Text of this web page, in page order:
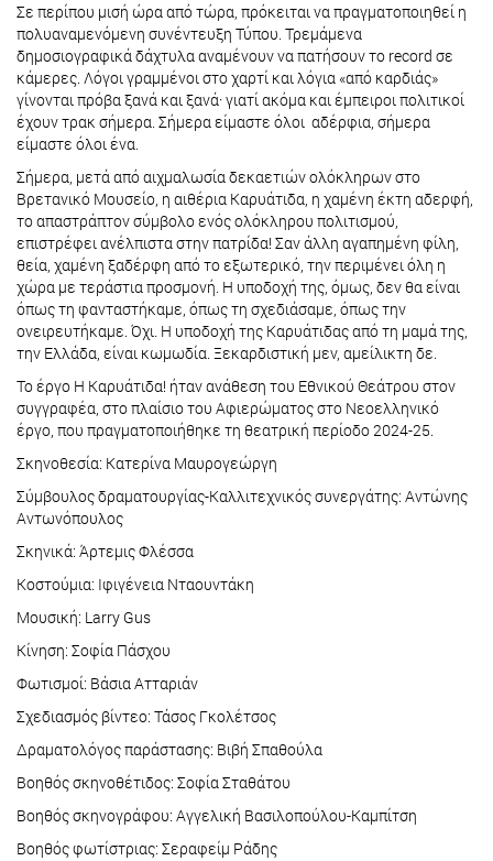
Σε περίπου μισή ώρα από τώρα, πρόκειται να πραγματοποιηθεί η
πολυαναμενόμενη συνέντευξη Τύπου. Τρεμάμενα
δημοσιογραφικά δάχτυλα αναμένουν να πατήσουν το record σε
κάμερες. Λόγοι γραμμένοι στο χαρτί και λόγια «από καρδιάς»
γίνονται πρόβα ξανά και ξανά· γιατί ακόμα και έμπειροι πολιτικοί
έχουν τρακ σήμερα. Σήμερα είμαστε όλοι αδέρφια, σήμερα
είμαστε όλοι ένα.
Σήμερα, μετά από αιχμαλωσία δεκαετιών ολόκληρων στο
Βρετανικό Μουσείο, η αιθέρια Καρυάτιδα, η χαμένη έκτη αδερφή,
το απαστράπτον σύμβολο ενός ολόκληρου πολιτισμού,
επιστρέφει ανέλπιστα στην πατρίδα! Σαν άλλη αγαπημένη φίλη,
θεία, χαμένη ξαδέρφη από το εξωτερικό, την περιμένει όλη η
χώρα με τεράστια προσμονή. Η υποδοχή της, όμως, δεν θα είναι
όπως τη φανταστήκαμε, όπως τη σχεδιάσαμε, όπως την
ονειρευτήκαμε. Όχι. Η υποδοχή της Καρυάτιδας από τη μαμά της,
την Ελλάδα, είναι κωμωδία. Ξεκαρδιστική μεν, αμείλικτη δε.
Το έργο Η Καρυάτιδα! ήταν ανάθεση του Εθνικού Θεάτρου στον
συγγραφέα, στο πλαίσιο του Αφιερώματος στο Νεοελληνικό
έργο, που πραγματοποιήθηκε τη θεατρική περίοδο 2024-25.
Σκηνοθεσία: Κατερίνα Μαυρογεώργη
Σύμβουλος δραματουργίας-Καλλιτεχνικός συνεργάτης: Αντώνης
Αντωνόπουλος
Σκηνικά: Άρτεμις Φλέσσα
Κοστούμια: Ιφιγένεια Νταουντάκη
Μουσική: Larry Gus
Κίνηση: Σοφία Πάσχου
Φωτισμοί: Βάσια Ατταριάν
Σχεδιασμός βίντεο: Τάσος Γκολέτσος
Δραματολόγος παράστασης: Βιβή Σπαθούλα
Βοηθός σκηνοθέτιδος: Σοφία Σταθάτου
Βοηθός σκηνογράφου: Αγγελική Βασιλοπούλου-Καμπίτση
Βοηθός φωτίστριας: Σεραφείμ Ράδης